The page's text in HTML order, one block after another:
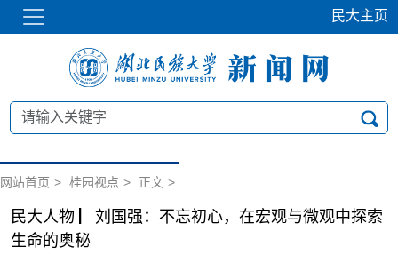
民大主页
网站首页 > 桂园视点 > 正文 >
民大人物 ▏刘国强：不忘初心，在宏观与微观中探索
生命的奥秘